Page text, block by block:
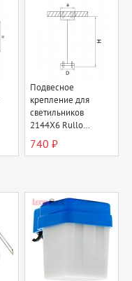
Подвесное
крепление для
светильников
2144Х6 Rullo
590056
740 ₽